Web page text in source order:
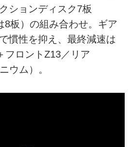
ションディスク7板
8板）の組み合わせ。ギア
慣性を抑え、最終減速は
フロントZ13／リア
ウム）。